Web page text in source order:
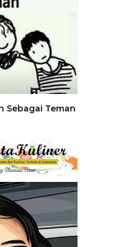
Sebagai Teman